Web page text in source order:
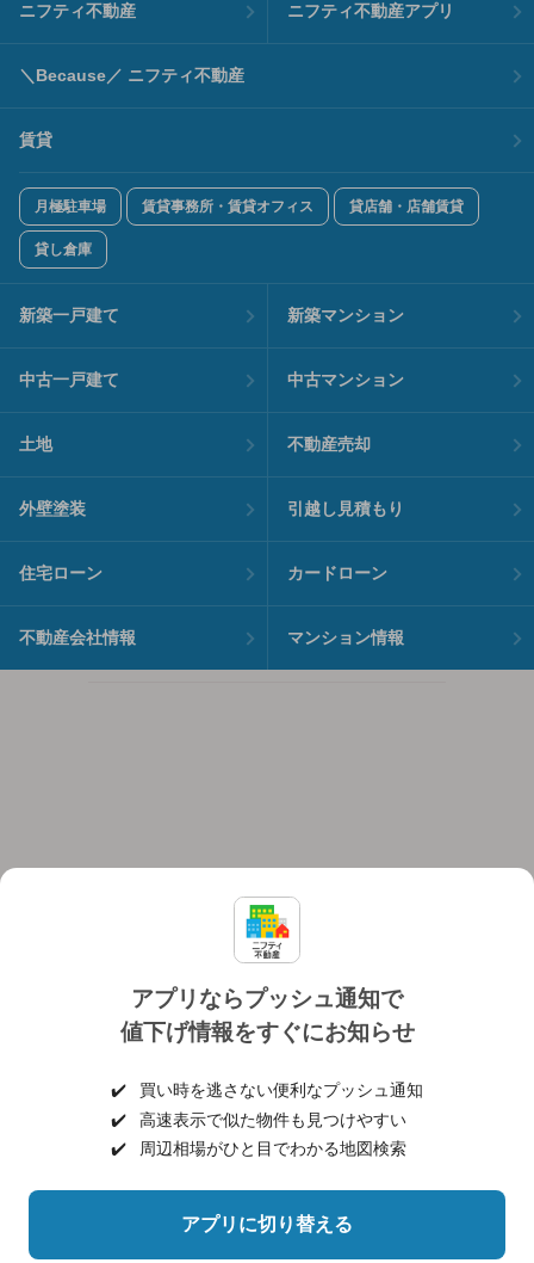
アプリならプッシュ通知で
値下げ情報をすぐにお知らせ
✔️
買い時を逃さない便利なプッシュ通知
✔️
高速表示で似た物件も見つけやすい
✔️
周辺相場がひと目でわかる地図検索
アプリに切り替える
ニフティ不動産 ニフティ不動産アプリ
＼Because／ ニフティ不動産
賃貸
月極駐車場 賃貸事務所・賃貸オフィス 貸店舗・店舗賃貸
貸し倉庫
新築一戸建て 新築マンション
中古一戸建て 中古マンション
土地 不動産売却
外壁塗装 引越し見積もり
住宅ローン カードローン
不動産会社情報 マンション情報
個人情報保護ポリシー 利用規約
ヘルプ・お問い合わせ 採用情報
©NIFTY Lifestyle Co., Ltd.